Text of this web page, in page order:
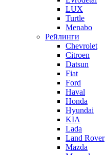
LUX
Turtle
Menabo
Рейлинги
Chevrolet
Citroen
Datsun
Fiat
Ford
Haval
Honda
Hyundai
KIA
Lada
Land Rover
Mazda